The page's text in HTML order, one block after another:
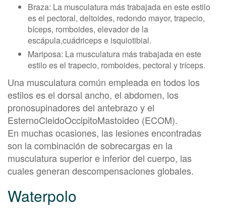
Braza: La musculatura más trabajada en este estilo
es el pectoral, deltoides, redondo mayor, trapecio,
bíceps, romboides, elevador de la
escápula,cuádriceps e isquiotibial.
Mariposa: La musculatura más trabajada en este
estilo es el trapecio, romboides, pectoral y tríceps.
Una musculatura común empleada en todos los
estilos es el dorsal ancho, el abdomen, los
pronosupinadores del antebrazo y el
EsternoCleidoOccipitoMastoideo (ECOM).
En muchas ocasiones, las lesiones encontradas
son la combinación de sobrecargas en la
musculatura superior e inferior del cuerpo, las
cuales generan descompensaciones globales.
Waterpolo